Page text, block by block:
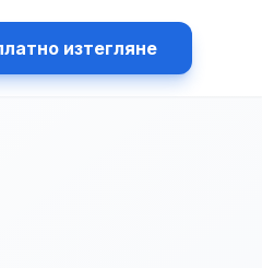
изтегляне